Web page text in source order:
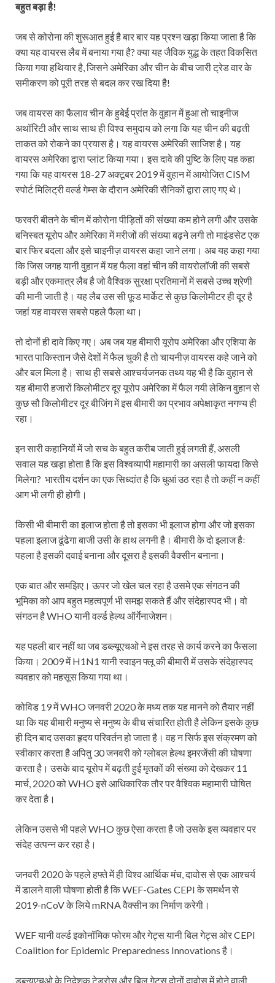
बहुत बड़ा है!
जब से कोरोना की शुरूआत हुई है बार बार यह प्रश्न खड़ा किया जाता है कि
क्या यह वायरस लैब में बनाया गया है? क्या यह जैविक युद्ध के तहत विकसित
किया गया हथियार है, जिसने अमेरिका और चीन के बीच जारी ट्रेड वार के
समीकरण को पूरी तरह से बदल कर रख दिया है!
जब वायरस का फैलाव चीन के हुबेई प्रांत के वुहान में हुआ तो चाइनीज
अथॉरिटी और साथ साथ ही विश्व समुदाय को लगा कि यह चीन की बढ़ती
ताकत को रोकने का प्रयास है। यह वायरस अमेरिकी साजिश है। यह
वायरस अमेरिका द्वारा प्लांट किया गया। इस दावे की पुष्टि के लिए यह कहा
गया कि यह वायरस 18-27 अक्टूबर 2019 में वुहान में आयोजित CISM
स्पोर्ट मिलिट्री वर्ल्ड गेम्स के दौरान अमेरिकी सैनिकों द्वारा लाए गए थे।
फरवरी बीतने के चीन में कोरोना पीड़ितों की संख्या कम होने लगी और उसके
बनिस्बत यूरोप और अमेरिका में मरीजों की संख्या बढ़ने लगी तो माइंडसेट एक
बार फिर बदला और इसे चाइनीज़ वायरस कहा जाने लगा। अब यह कहा गया
कि जिस जगह यानी वुहान में यह फैला वहां चीन की वायरोलॉजी की सबसे
बड़ी और एकमात्र लैब है जो वैश्विक सुरक्षा प्रतिमानों में सबसे उच्च श्रेणी
की मानी जाती है। यह लैब उस सी फ़ूड मार्केट से कुछ किलोमीटर ही दूर है
जहां यह वायरस सबसे पहले फैला था।
तो दोनों ही दावे किए गए। अब जब यह बीमारी यूरोप अमेरिका और एशिया के
भारत पाकिस्तान जैसे देशों में फैल चुकी है तो चायनीज़ वायरस कहे जाने को
और बल मिला है। साथ ही सबसे आश्चर्यजनक तथ्य यह भी है कि वुहान से
यह बीमारी हजारों किलोमीटर दूर यूरोप अमेरिका में फैल गयी लेकिन वुहान से
कुछ सौ किलोमीटर दूर बीजिंग में इस बीमारी का प्रभाव अपेक्षाकृत नगण्य ही
रहा।
इन सारी कहानियों में जो सच के बहुत करीब जाती हुई लगती हैं, असली
सवाल यह खड़ा होता है कि इस विश्वव्यापी महामारी का असली फायदा किसे
मिलेगा? भारतीय दर्शन का एक सिध्दांत है कि धुआं उठ रहा है तो कहीं न कहीं
आग भी लगी ही होगी।
किसी भी बीमारी का इलाज होता है तो इसका भी इलाज होगा और जो इसका
पहला इलाज ढूंढेगा बाजी उसी के हाथ लगनी है। बीमारी के दो इलाज हैः
पहला है इसकी दवाई बनाना और दूसरा है इसकी वैक्सीन बनाना।
एक बात और समझिए। ऊपर जो खेल चल रहा है उसमे एक संगठन की
भूमिका को आप बहुत महत्वपूर्ण भी समझ सकते हैं और संदेहास्पद भी। वो
संगठन है WHO यानी वर्ल्ड हेल्थ ऑर्गेनाजेशन।
यह पहली बार नहीं था जब डब्ल्यूएचओ ने इस तरह से कार्य करने का फैसला
किया। 2009 में H1N1 यानी स्वाइन फ्लू की बीमारी में उसके संदेहास्पद
व्यवहार को महसूस किया गया था।
कोविड 19 में WHO जनवरी 2020 के मध्य तक यह मानने को तैयार नहीं
था कि यह बीमारी मनुष्य से मनुष्य के बीच संचारित होती है लेकिन इसके कुछ
ही दिन बाद उसका हृदय परिवर्तन हो जाता है। वह न सिर्फ इस संक्रमण को
स्वीकार करता है अपितु 30 जनवरी को ग्लोबल हेल्थ इमरजेंसी की घोषणा
करता है। उसके बाद यूरोप में बढ़ती हुई मृतकों की संख्या को देखकर 11
मार्च, 2020 को WHO इसे आधिकारिक तौर पर वैश्विक महामारी घोषित
कर देता है।
लेकिन उससे भी पहले WHO कुछ ऐसा करता है जो उसके इस व्यवहार पर
संदेह उत्पन्न कर रहा है।
जनवरी 2020 के पहले हफ्ते में ही विश्व आर्थिक मंच, दावोस से एक आश्चर्य
में डालने वाली घोषणा होती है कि WEF-Gates CEPI के समर्थन से
2019-nCoV के लिये mRNA वैक्सीन का निर्माण करेगी।
WEF यानी वर्ल्ड इकोनॉमिक फोरम और गेट्स यानी बिल गेट्स ओर CEPI
Coalition for Epidemic Preparedness Innovations है।
डब्ल्यूएचओ के निदेशक टेड्रोस और बिल गेट्स दोनों दावोस में होने वाली